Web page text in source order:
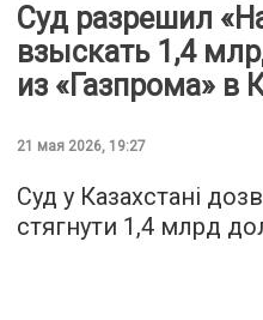
Суд разрешил
взыскать 1,4
из «Газпрома» в
21 мая 2026, 19:27
Суд у Казахстані
стягнути 1,4 млрд